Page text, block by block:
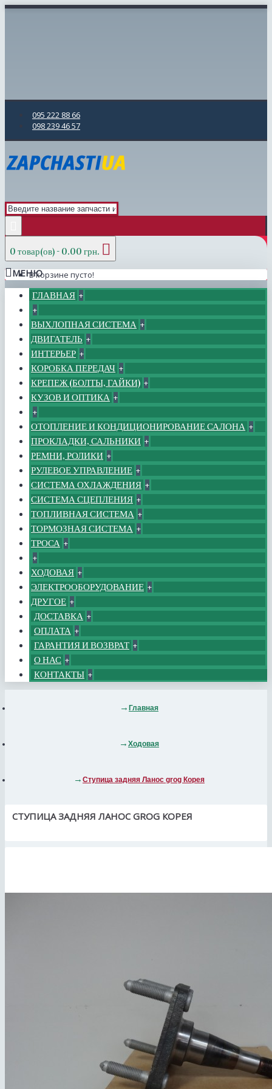
095 222 88 66
098 239 46 57
0 товар(ов) - 0.00 грн.
В корзине пусто!
МЕНЮ
ГЛАВНАЯ +
+
ВЫХЛОПНАЯ СИСТЕМА +
ДВИГАТЕЛЬ +
ИНТЕРЬЕР +
КОРОБКА ПЕРЕДАЧ +
КРЕПЕЖ (БОЛТЫ, ГАЙКИ) +
КУЗОВ И ОПТИКА +
+
ОТОПЛЕНИЕ И КОНДИЦИОНИРОВАНИЕ САЛОНА +
ПРОКЛАДКИ, САЛЬНИКИ +
РЕМНИ, РОЛИКИ +
РУЛЕВОЕ УПРАВЛЕНИЕ +
СИСТЕМА ОХЛАЖДЕНИЯ +
СИСТЕМА СЦЕПЛЕНИЯ +
ТОПЛИВНАЯ СИСТЕМА +
ТОРМОЗНАЯ СИСТЕМА +
ТРОСА +
+
ХОДОВАЯ +
ЭЛЕКТРООБОРУДОВАНИЕ +
ДРУГОЕ +
ДОСТАВКА +
ОПЛАТА +
ГАРАНТИЯ И ВОЗВРАТ +
О НАС +
КОНТАКТЫ +
Главная
Ходовая
Ступица задняя Ланос grog Корея
СТУПИЦА ЗАДНЯЯ ЛАНОС GROG КОРЕЯ